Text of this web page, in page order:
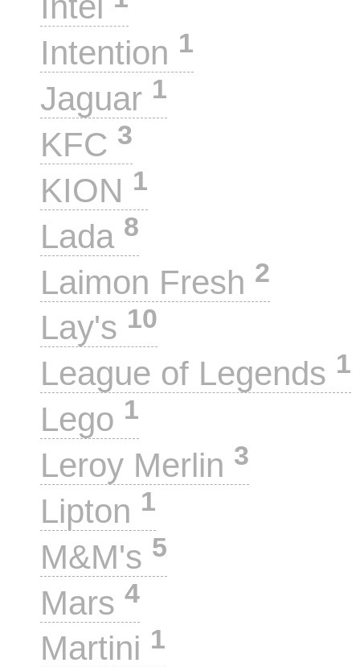
Intention 1
Jaguar 1
KFC 3
KION 1
Lada 8
Laimon Fresh 2
Lay's 10
League of Legends 1
Lego 1
Leroy Merlin 3
Lipton 1
M&M's 5
Mars 4
Martini 1